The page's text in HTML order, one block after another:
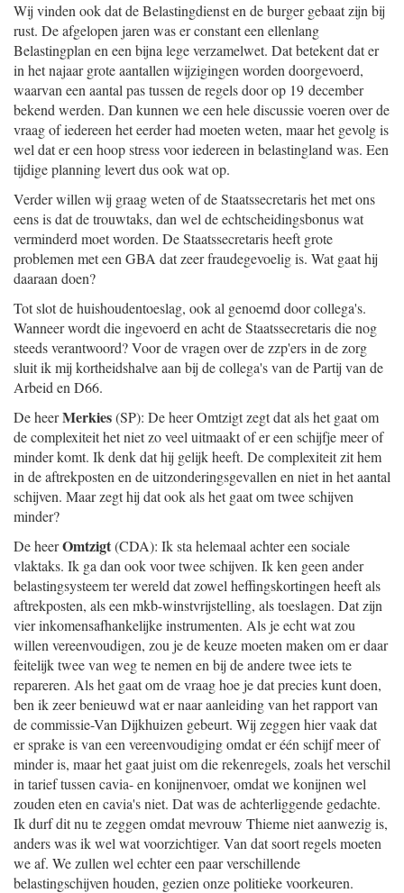
Wij vinden ook dat de Belastingdienst en de burger gebaat zijn bij
rust. De afgelopen jaren was er constant een ellenlang
Belastingplan en een bijna lege verzamelwet. Dat betekent dat er
in het najaar grote aantallen wijzigingen worden doorgevoerd,
waarvan een aantal pas tussen de regels door op 19 december
bekend werden. Dan kunnen we een hele discussie voeren over de
vraag of iedereen het eerder had moeten weten, maar het gevolg is
wel dat er een hoop stress voor iedereen in belastingland was. Een
tijdige planning levert dus ook wat op.
Verder willen wij graag weten of de Staatssecretaris het met ons
eens is dat de trouwtaks, dan wel de echtscheidingsbonus wat
verminderd moet worden. De Staatssecretaris heeft grote
problemen met een GBA dat zeer fraudegevoelig is. Wat gaat hij
daaraan doen?
Tot slot de huishoudentoeslag, ook al genoemd door collega's.
Wanneer wordt die ingevoerd en acht de Staatssecretaris die nog
steeds verantwoord? Voor de vragen over de zzp'ers in de zorg
sluit ik mij kortheidshalve aan bij de collega's van de Partij van de
Arbeid en D66.
De heerMerkies(SP): De heer Omtzigt zegt dat als het gaat om
de complexiteit het niet zo veel uitmaakt of er een schijfje meer of
minder komt. Ik denk dat hij gelijk heeft. De complexiteit zit hem
in de aftrekposten en de uitzonderingsgevallen en niet in het aantal
schijven. Maar zegt hij dat ook als het gaat om twee schijven
minder?
De heerOmtzigt(CDA): Ik sta helemaal achter een sociale
vlaktaks. Ik ga dan ook voor twee schijven. Ik ken geen ander
belastingsysteem ter wereld dat zowel heffingskortingen heeft als
aftrekposten, als een mkb-winstvrijstelling, als toeslagen. Dat zijn
vier inkomensafhankelijke instrumenten. Als je echt wat zou
willen vereenvoudigen, zou je de keuze moeten maken om er daar
feitelijk twee van weg te nemen en bij de andere twee iets te
repareren. Als het gaat om de vraag hoe je dat precies kunt doen,
ben ik zeer benieuwd wat er naar aanleiding van het rapport van
de commissie-Van Dijkhuizen gebeurt. Wij zeggen hier vaak dat
er sprake is van een vereenvoudiging omdat er één schijf meer of
minder is, maar het gaat juist om die rekenregels, zoals het verschil
in tarief tussen cavia- en konijnenvoer, omdat we konijnen wel
zouden eten en cavia's niet. Dat was de achterliggende gedachte.
Ik durf dit nu te zeggen omdat mevrouw Thieme niet aanwezig is,
anders was ik wel wat voorzichtiger. Van dat soort regels moeten
we af. We zullen wel echter een paar verschillende
belastingschijven houden, gezien onze politieke voorkeuren.